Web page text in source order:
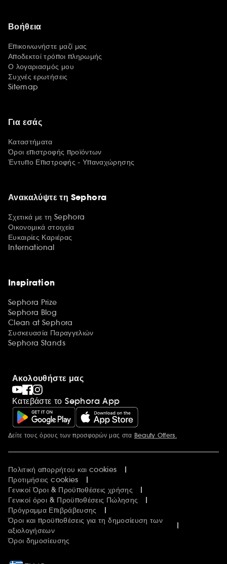
Βοήθεια
Επικοινωνήστε μαζί μας
Αποδεκτοί τρόποι πληρωμής
Ο λογαριασμός μου
Συχνές ερωτήσεις
Sitemap
Για εσάς
Καταστήματα
Όροι επιστροφής προϊόντων
Έντυπο Επιστροφής - Υπαναχώρησης
Ανακαλύψτε τη Sephora
Σχετικά με τη Sephora
Οικονομικά στοιχεία
Ευκαιρίες Καριέρας
International
Inspiration
Sephora Prize
Sephora Blog
Clean at Sephora
Συσκευασία Παραγγελιών
Sephora Stands
Ακολουθήστε μας
Κατεβάστε το Sephora App
Περισσότερες πληροφορίες
Δείτε τους όρους των προσφορών μας στα Beauty Offers.
Πολιτική απορρήτου και cookies
Προτιμήσεις cookies
Γενικοί Όροι & Προϋποθέσεις χρήσης
Γενικοί όροι & Προϋποθέσεις Πώλησης
Πρόγραμμα Επιβράβευσης
Όροι και προϋποθέσεις για τη δημοσίευση των
αξιολογήσεων
Όροι δημοσίευσης